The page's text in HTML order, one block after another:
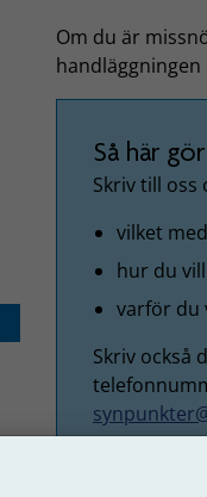
Om du är
Så här
Skriv till oss
vilket
hur du
varför du
Skriv också